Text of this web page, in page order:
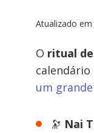
Atualizado em
O ritual
um
🔭 Nai